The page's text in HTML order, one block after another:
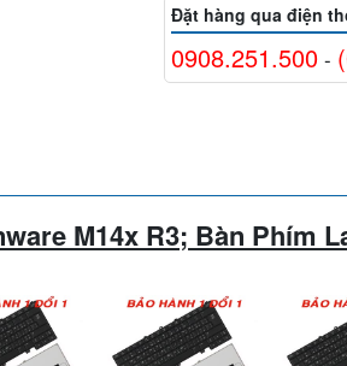
Đặt hàng qua điện
0908.251.500 -
M14x R3; Bàn Phím